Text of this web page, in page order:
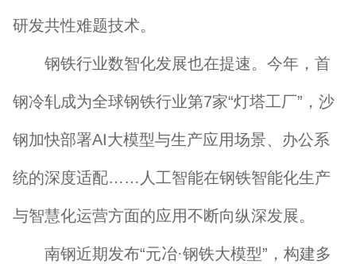
研发共性难题技术。
钢铁行业数智化发展也在提速。今年，首
钢冷轧成为全球钢铁行业第7家“灯塔工厂”，沙
钢加快部署AI大模型与生产应用场景、办公系
统的深度适配……人工智能在钢铁智能化生产
与智慧化运营方面的应用不断向纵深发展。
南钢近期发布“元冶·钢铁大模型”，构建多